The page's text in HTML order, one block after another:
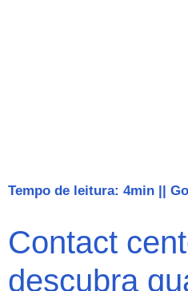
Tempo de leitura: 4min ||
Contact
descubra